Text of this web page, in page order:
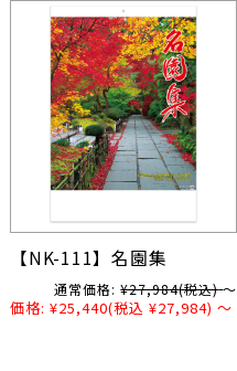
【NK-111】名園集
通常価格: ¥27,984(税込) ～
価格: ¥25,440(税込 ¥27,984) ～